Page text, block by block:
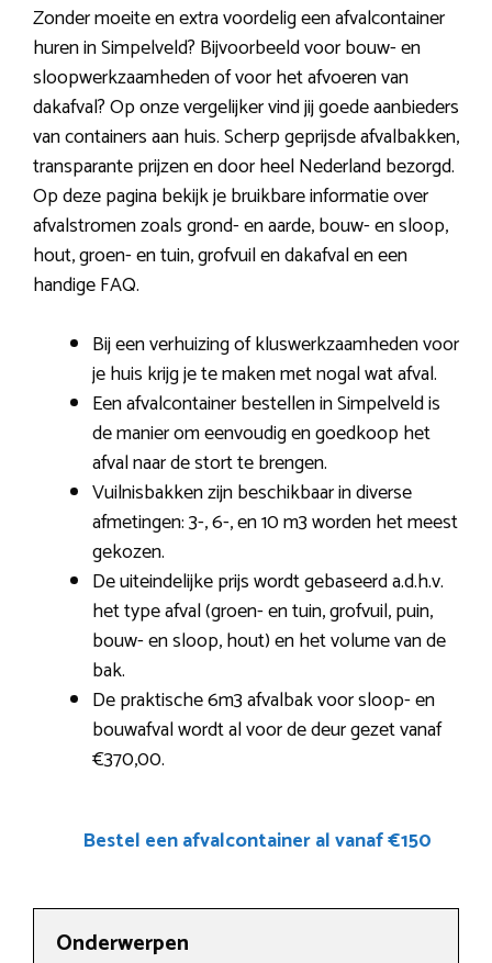
Zonder moeite en extra voordelig een afvalcontainer
huren in Simpelveld? Bijvoorbeeld voor bouw- en
sloopwerkzaamheden of voor het afvoeren van
dakafval? Op onze vergelijker vind jij goede aanbieders
van containers aan huis. Scherp geprijsde afvalbakken,
transparante prijzen en door heel Nederland bezorgd.
Op deze pagina bekijk je bruikbare informatie over
afvalstromen zoals grond- en aarde, bouw- en sloop,
hout, groen- en tuin, grofvuil en dakafval en een
handige FAQ.
Bij een verhuizing of kluswerkzaamheden voor
je huis krijg je te maken met nogal wat afval.
Een afvalcontainer bestellen in Simpelveld is
de manier om eenvoudig en goedkoop het
afval naar de stort te brengen.
Vuilnisbakken zijn beschikbaar in diverse
afmetingen: 3-, 6-, en 10 m3 worden het meest
gekozen.
De uiteindelijke prijs wordt gebaseerd a.d.h.v.
het type afval (groen- en tuin, grofvuil, puin,
bouw- en sloop, hout) en het volume van de
bak.
De praktische 6m3 afvalbak voor sloop- en
bouwafval wordt al voor de deur gezet vanaf
€370,00.
Bestel een afvalcontainer al vanaf €150
Onderwerpen